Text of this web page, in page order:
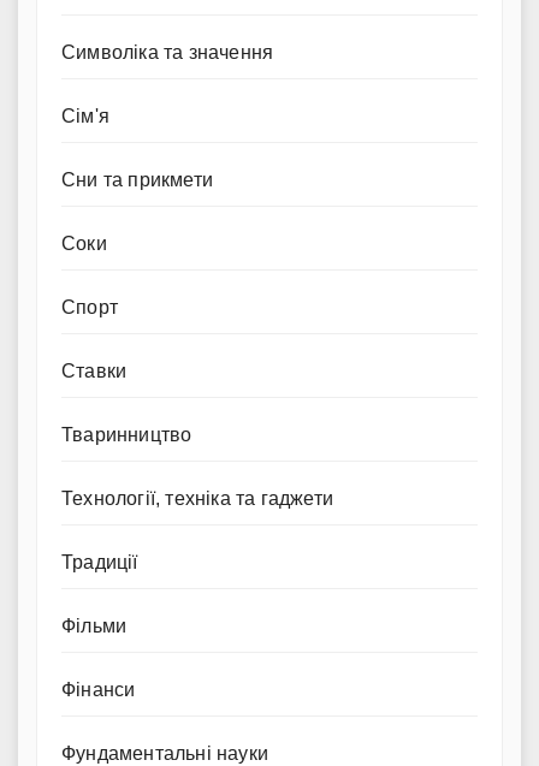
Символіка та значення
Сім'я
Сни та прикмети
Соки
Спорт
Ставки
Тваринництво
Технології, техніка та гаджети
Традиції
Фільми
Фінанси
Фундаментальні науки